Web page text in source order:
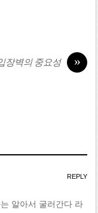
»
장벽의 중요성
알아서 굴러간다 라
REPLY